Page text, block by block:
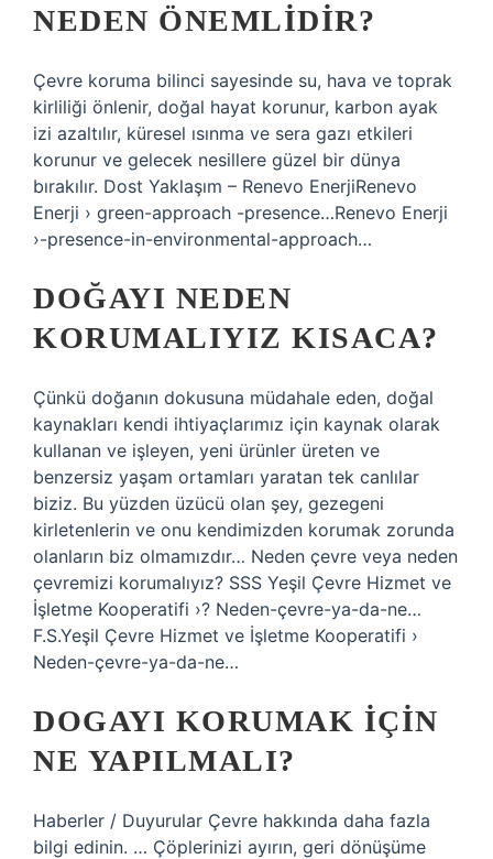
NEDEN ÖNEMLIDIR?
Çevre koruma bilinci sayesinde su, hava ve toprak
kirliliği önlenir, doğal hayat korunur, karbon ayak
izi azaltılır, küresel ısınma ve sera gazı etkileri
korunur ve gelecek nesillere güzel bir dünya
bırakılır. Dost Yaklaşım – Renevo EnerjiRenevo
Enerji › green-approach -presence…Renevo Enerji
›-presence-in-environmental-approach…
DOĞAYI NEDEN
KORUMALIYIZ KISACA?
Çünkü doğanın dokusuna müdahale eden, doğal
kaynakları kendi ihtiyaçlarımız için kaynak olarak
kullanan ve işleyen, yeni ürünler üreten ve
benzersiz yaşam ortamları yaratan tek canlılar
biziz. Bu yüzden üzücü olan şey, gezegeni
kirletenlerin ve onu kendimizden korumak zorunda
olanların biz olmamızdır… Neden çevre veya neden
çevremizi korumalıyız? SSS Yeşil Çevre Hizmet ve
İşletme Kooperatifi ›? Neden-çevre-ya-da-ne…
F.S.Yeşil Çevre Hizmet ve İşletme Kooperatifi ›
Neden-çevre-ya-da-ne…
DOGAYI KORUMAK IÇIN
NE YAPILMALI?
Haberler / Duyurular Çevre hakkında daha fazla
bilgi edinin. … Çöplerinizi ayırın, geri dönüşüme